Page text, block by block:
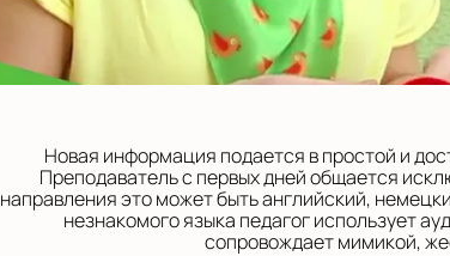
Новая информация подается в простой и
Преподаватель с первых дней общается
направления это может быть английский,
незнакомого языка педагог использует
сопровождает мимикой,